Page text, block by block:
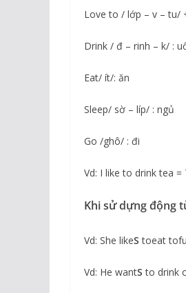
Love to / lớp – v – tu/
Drink / đ – rinh – k/ :
Eat/ ít/: ăn
Sleep/ sờ – líp/ : ngủ
Go /ghô/ : đi
Vd: I like to drink tea
Khi sử dựng động
Vd: She likeStoeat
Vd: He wantSto drink